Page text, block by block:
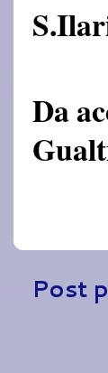
Da
Post